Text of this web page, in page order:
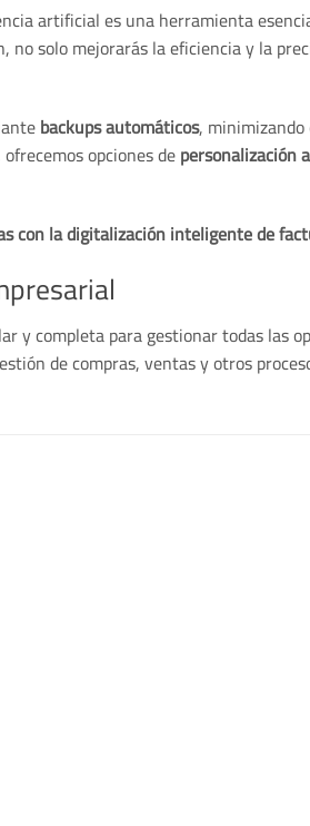
artificial es una herramienta
solo mejorarás la eficiencia y la
backups automáticos,
opciones depersonalización
con la digitalización inteligente de
y completa para gestionar todas las
de compras, ventas y otros